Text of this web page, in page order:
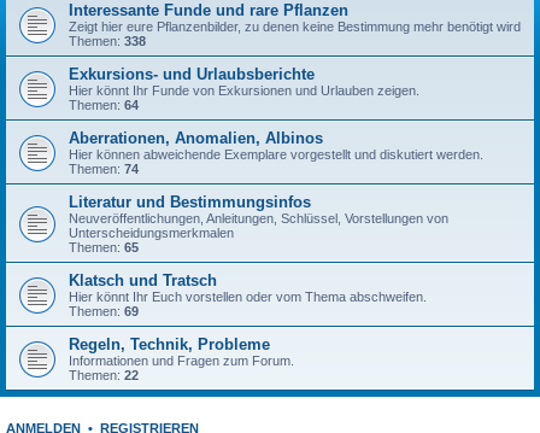
Interessante Funde und rare Pflanzen
Zeigt hier eure Pflanzenbilder, zu denen keine Bestimmung mehr benötigt wird
Themen: 338
Exkursions- und Urlaubsberichte
Hier könnt Ihr Funde von Exkursionen und Urlauben zeigen.
Themen: 64
Aberrationen, Anomalien, Albinos
Hier können abweichende Exemplare vorgestellt und diskutiert werden.
Themen: 74
Literatur und Bestimmungsinfos
Neuveröffentlichungen, Anleitungen, Schlüssel, Vorstellungen von
Unterscheidungsmerkmalen
Themen: 65
Klatsch und Tratsch
Hier könnt Ihr Euch vorstellen oder vom Thema abschweifen.
Themen: 69
Regeln, Technik, Probleme
Informationen und Fragen zum Forum.
Themen: 22
ANMELDEN • REGISTRIEREN